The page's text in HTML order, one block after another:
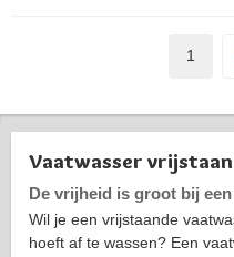
1
Vaatwasser
De vrijheid is groot bij
Wil je een vrijstaande
hoeft af te wassen? Een